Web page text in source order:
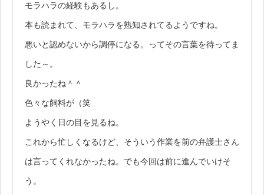
モラハラの経験もあるし。
本も読まれて、モラハラを熟知されてるようですね。
悪いと認めないから調停になる。ってその言葉を待ってま
した～。
良かったね＾＾
色々な飼料が（笑
ようやく日の目を見るね。
これから忙しくなるけど、そういう作業を前の弁護士さん
は言ってくれなかったね。でも今回は前に進んでいけそ
う。